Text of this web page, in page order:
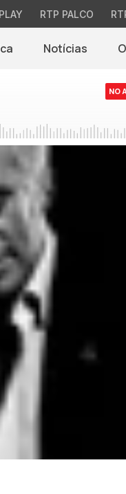
RTP PALCO
Notícias(abre em
NO